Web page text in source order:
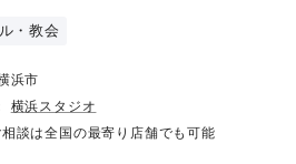
・教会
浜市
横浜スタジオ
談は全国の最寄り店舗でも可能